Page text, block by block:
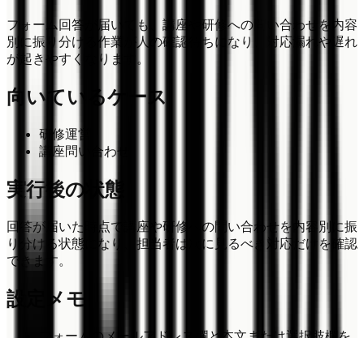
フォーム回答が届いても、講座や研修への問い合わせを内容
別に振り分ける作業が人の確認待ちになり、対応漏れや遅れ
が起きやすくなります。
向いているケース
研修運営
講座問い合わせ
実行後の状態
回答が届いた時点で講座や研修への問い合わせを内容別に振
り分ける状態になり、担当者は次に見るべき対応だけを確認
できます。
設定メモ